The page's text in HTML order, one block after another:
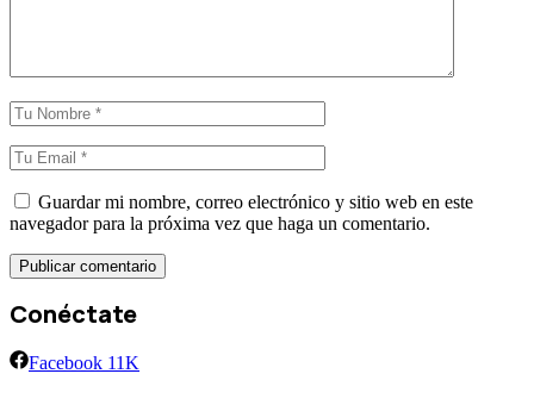
Guardar mi nombre, correo electrónico y sitio web en este
navegador para la próxima vez que haga un comentario.
Conéctate
Facebook 11K